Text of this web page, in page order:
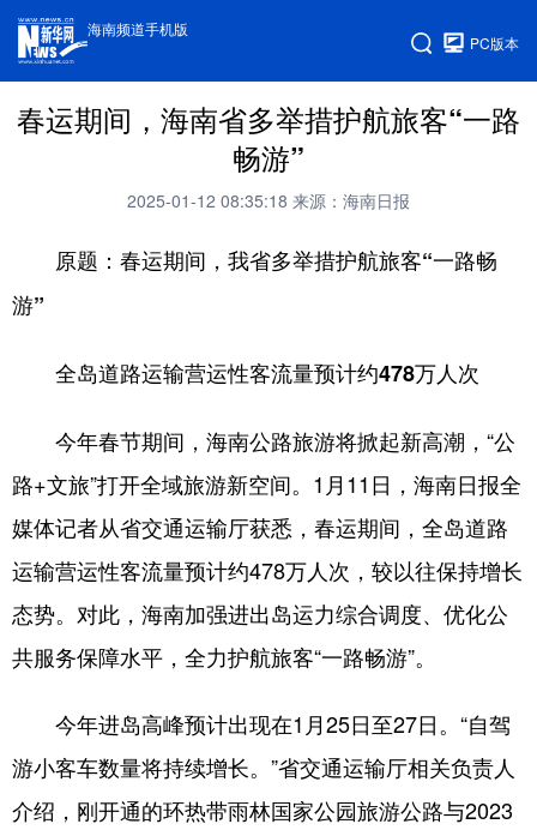
海南频道手机版
PC版本
春运期间，海南省多举措护航旅客“一路
畅游”
2025-01-12 08:35:18 来源：海南日报
原题：春运期间，我省多举措护航旅客“一路畅
游”
全岛道路运输营运性客流量预计约478万人次
今年春节期间，海南公路旅游将掀起新高潮，“公
路+文旅”打开全域旅游新空间。1月11日，海南日报全
媒体记者从省交通运输厅获悉，春运期间，全岛道路
运输营运性客流量预计约478万人次，较以往保持增长
态势。对此，海南加强进出岛运力综合调度、优化公
共服务保障水平，全力护航旅客“一路畅游”。
今年进岛高峰预计出现在1月25日至27日。“自驾
游小客车数量将持续增长。”省交通运输厅相关负责人
介绍，刚开通的环热带雨林国家公园旅游公路与2023